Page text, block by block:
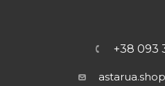
+38 093